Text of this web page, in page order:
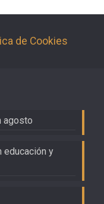
de Cookies
agosto
educación y